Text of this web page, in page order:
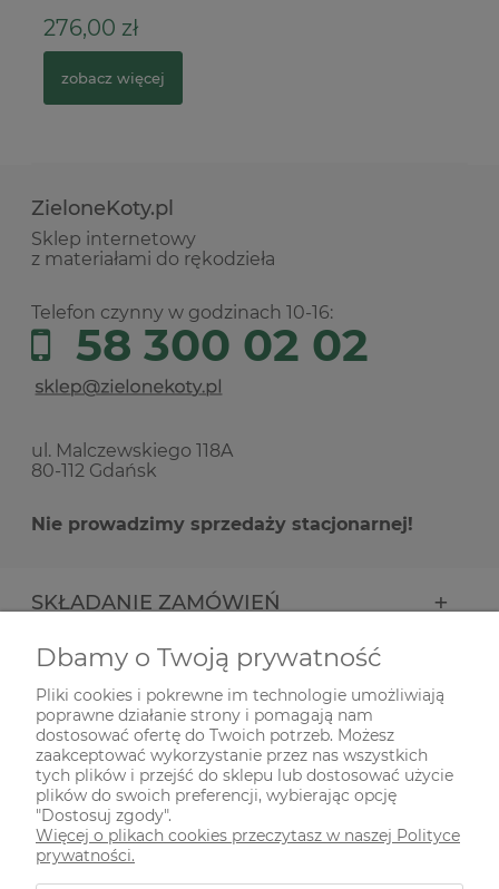
276,00 zł
zobacz więcej
ZieloneKoty.pl
Sklep internetowy
z materiałami do rękodzieła
Telefon czynny w godzinach 10-16:
58 300 02 02
ul. Malczewskiego 118A
80-112 Gdańsk
Nie prowadzimy sprzedaży stacjonarnej!
SKŁADANIE ZAMÓWIEŃ
INFORMACJE
ODWIEDŹ NAS NA
Dbamy o Twoją prywatność
Pliki cookies i pokrewne im technologie umożliwiają
poprawne działanie strony i pomagają nam
dostosować ofertę do Twoich potrzeb. Możesz
zaakceptować wykorzystanie przez nas wszystkich
tych plików i przejść do sklepu lub dostosować użycie
plików do swoich preferencji, wybierając opcję
"Dostosuj zgody".
Więcej o plikach cookies przeczytasz w naszej Polityce
prywatności.